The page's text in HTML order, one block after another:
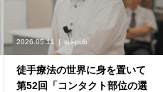
2026.05.11 sci-pub
徒手療法の世界に身を置いて
第52回「コンタクト部位の選